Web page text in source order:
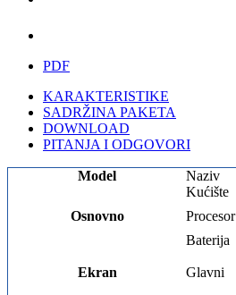
PDF
KARAKTERISTIKE
SADRŽINA PAKETA
DOWNLOAD
PITANJA I ODGOVORI
Model Naziv
Osnovno
Kućište
Procesor
Baterija
Ekran Glavni